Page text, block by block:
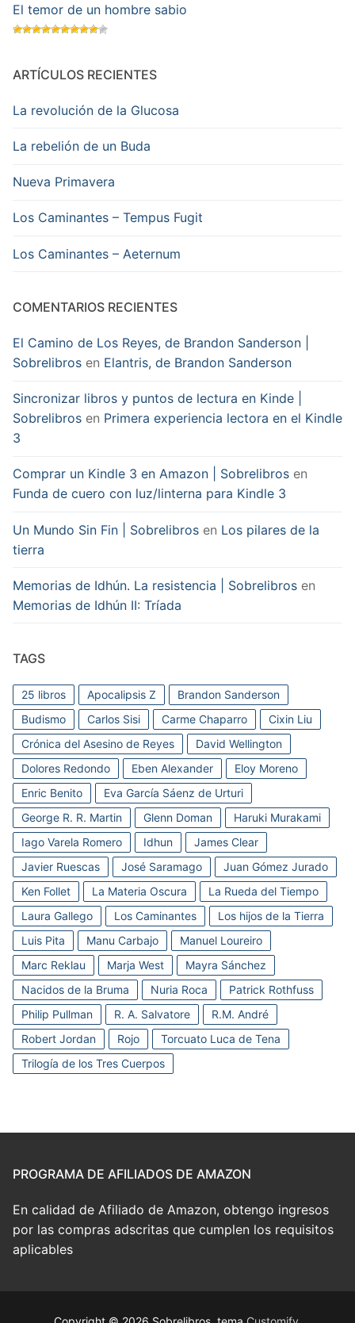
El temor de un hombre sabio
ARTÍCULOS RECIENTES
La revolución de la Glucosa
La rebelión de un Buda
Nueva Primavera
Los Caminantes – Tempus Fugit
Los Caminantes – Aeternum
COMENTARIOS RECIENTES
El Camino de Los Reyes, de Brandon Sanderson |
Sobrelibros en Elantris, de Brandon Sanderson
Sincronizar libros y puntos de lectura en Kinde |
Sobrelibros en Primera experiencia lectora en el Kindle
3
Comprar un Kindle 3 en Amazon | Sobrelibros en
Funda de cuero con luz/linterna para Kindle 3
Un Mundo Sin Fin | Sobrelibros en Los pilares de la
tierra
Memorias de Idhún. La resistencia | Sobrelibros en
Memorias de Idhún II: Tríada
TAGS
25 libros Apocalipsis Z
Brandon Sanderson
Budismo
Carlos Sisi Carme Chaparro
Cixin Liu
Crónica del Asesino de Reyes
David Wellington
Dolores Redondo
Eben Alexander
Eloy Moreno
Enric Benito
Eva García Sáenz de Urturi
George R. R. Martin
Glenn Doman
Haruki Murakami
Iago Varela Romero
Idhun
James Clear
Javier Ruescas
José Saramago
Juan Gómez Jurado
Ken Follet
La Materia Oscura
La Rueda del Tiempo
Laura Gallego
Los Caminantes
Los hijos de la Tierra
Luis Pita
Manu Carbajo
Manuel Loureiro
Marc Reklau
Marja West
Mayra Sánchez
Nacidos de la Bruma
Nuria Roca
Patrick Rothfuss
Philip Pullman
R. A. Salvatore
R.M. André
Robert Jordan
Rojo
Torcuato Luca de Tena
Trilogía de los Tres Cuerpos
PROGRAMA DE AFILIADOS DE AMAZON
En calidad de Afiliado de Amazon, obtengo ingresos
por las compras adscritas que cumplen los requisitos
aplicables